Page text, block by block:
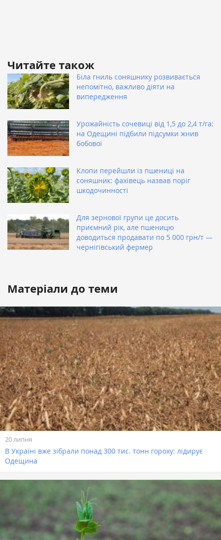
Читайте також
Біла гниль соняшнику розвивається
непомітно, важливо діяти на
випередження
Урожайність сочевиці від 1,5 до 2,4 т/га:
на Одещині підбили підсумки жнив
бобової
Клопи перейшли із пшениці на
соняшник: фахівець назвав поріг
шкодочинності
Для зернової групи це досить
приємний рік, але пшеницю
доводиться продавати по 5 000 грн/т —
чернігівський фермер
Матеріали до теми
20 липня
В Україні вже зібрали понад 300 тис. тонн гороху: лідирує
Одещина